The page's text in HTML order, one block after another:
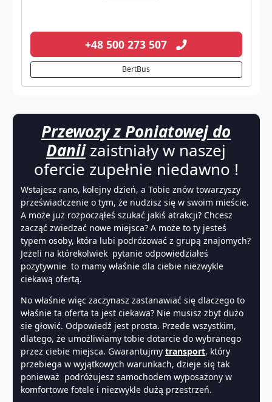
+48 500 273 507
BertBus
Przewozy z Poniatowej do
Daniizaistniały w naszej
ofercie zupełnie niedawno !
Wstajesz rano, kolejny dzień, a Tobie znów towarzyszy
przeświadczenie o tym, że nudzisz się w swoim mieście.
A może już rozpocząłeś szukać jakiś atrakcji? Chcesz
zacząć zwiedzać nowe miejsca? A może to ty jesteś
typem osoby, która lubi podróżować z grupą znajomych?
Jeżeli na którekolwiek pytanie odpowiedziałeś
pozytywnie to mamy właśnie dla ciebie niezwykle
ciekawą ofertą.
No właśnie więc zaczynasz zastanawiać się dlaczego to
właśnie ta oferta ta jest ciekawa? Nie musisz zbyt dużo
sie głowić. Odpowiedź jest prosta. Przede wszystkim,
dlatego, że umożliwiamy tobie dotarcie do wybranego
przez ciebie miejsca. Gwarantujmy transport, który
przebiega w wyjątkowych warunkach, dzieje się tak
ponieważ podróżujesz samochodem wyposażony w
komfortowe fotele i niezwykle dużą przestrzeń.